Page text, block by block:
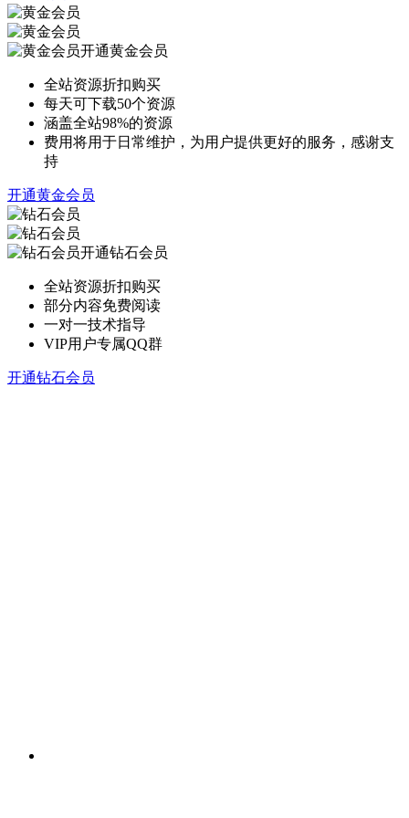
开通黄金会员
全站资源折扣购买
每天可下载50个资源
涵盖全站98%的资源
费用将用于日常维护，为用户提供更好的服务，感谢支
持
开通黄金会员
开通钻石会员
全站资源折扣购买
部分内容免费阅读
一对一技术指导
VIP用户专属QQ群
开通钻石会员